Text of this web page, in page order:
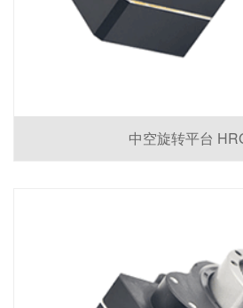
中空旋转平台